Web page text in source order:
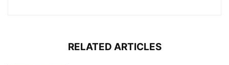
RELATED ARTICLES